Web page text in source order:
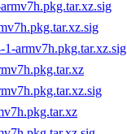
1-armv7h.pkg.tar.xz.sig